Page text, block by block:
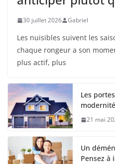
30 juillet 2026 Gabriel
Les nuisibles suivent les
chaque rongeur a son
plus actif, plus
Les
21 mai
Un
Pensez à